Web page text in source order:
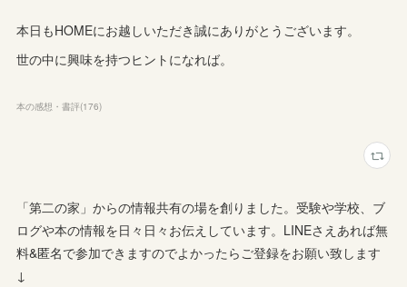
本日もHOMEにお越しいただき誠にありがとうございます。
世の中に興味を持つヒントになれば。
本の感想・書評(176)
「第二の家」からの情報共有の場を創りました。受験や学校、ブ
ログや本の情報を日々日々お伝えしています。LINEさえあれば無
料&匿名で参加できますのでよかったらご登録をお願い致します
↓